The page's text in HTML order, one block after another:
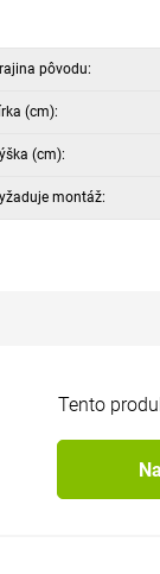
pôvodu:
(cm):
(cm):
montáž:
Tento